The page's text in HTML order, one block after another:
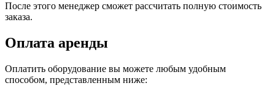
После этого менеджер сможет рассчитать полную стоимость
заказа.
Оплата аренды
Оплатить оборудование вы можете любым удобным
способом, представленным ниже: